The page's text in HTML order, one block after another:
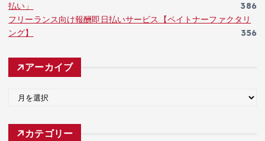
払い」
386
フリーランス向け報酬即日払いサービス【ペイトナーファクタリ
ング】
356
アーカイブ
カ
カテゴリー